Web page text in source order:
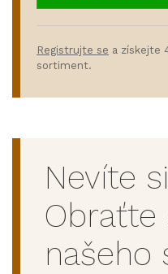
Registrujte se a získejte
sortiment.
Nevíte
Obraťte
našeho